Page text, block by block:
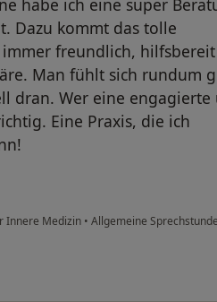
habe ich eine super
Dazu kommt das tolle
freundlich,
Man fühlt sich rundum
dran. Wer eine engagierte
Eine Praxis, die ich
Innere Medizin • Allgemeine Sprechstunde